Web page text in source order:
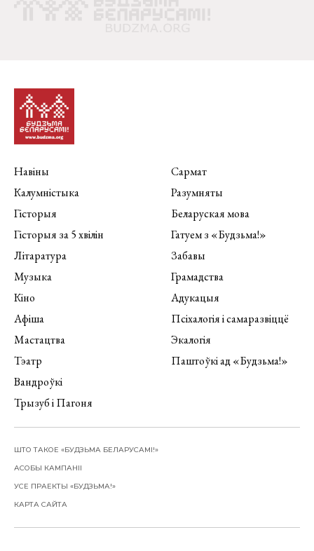
Навіны
Калумністыка
Гісторыя
Гісторыя за 5 хвілін
Літаратура
Музыка
Кіно
Афіша
Мастацтва
Тэатр
Вандроўкі
Трызуб і Пагоня
Сармат
Разумняты
Беларуская мова
Гатуем з «Будзьма!»
Забавы
Грамадства
Адукацыя
Псіхалогія і самаразвіццё
Экалогія
Паштоўкі ад «Будзьма!»
ШТО ТАКОЕ «БУДЗЬМА БЕЛАРУСАМІ!»
АСОБЫ КАМПАНІІ
УСЕ ПРАЕКТЫ «БУДЗЬМА!»
КАРТА САЙТА